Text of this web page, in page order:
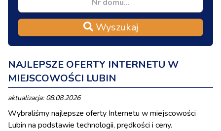
Wyszukaj
NAJLEPSZE OFERTY INTERNETU W
MIEJSCOWOŚCI LUBIN
aktualizacja: 08.08.2026
Wybraliśmy najlepsze oferty Internetu w miejscowości
Lubin na podstawie technologii, prędkości i ceny.